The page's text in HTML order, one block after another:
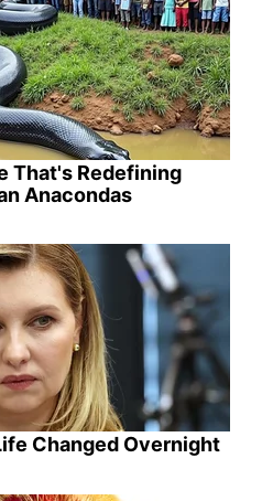
That's Redefining
Anacondas
Changed Overnight